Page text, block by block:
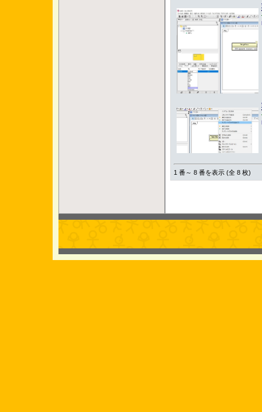
1 番～ 8 番を表示 (全 8 枚)